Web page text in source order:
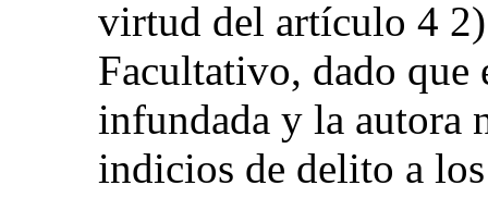
virtud del artículo 4
Facultativo, dado que
infundada y la autora
indicios de delito a